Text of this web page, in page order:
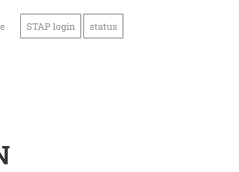
STAP login status